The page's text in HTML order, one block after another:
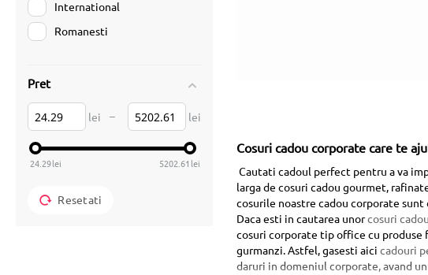
Cosuri cadou corporate care te
Cautati cadoul perfect pentru a va
larga de cosuri cadou gourmet,
cosurile noastre cadou corporate
Daca esti in cautarea unorcosuri
cosuri corporate tip office cu produse
gurmanzi. Astfel, gasesti aicicadouri
daruri in domeniul corporate, avand
International
Romanesti
Pret
lei – lei
24.29 lei 5202.61 lei
Resetati